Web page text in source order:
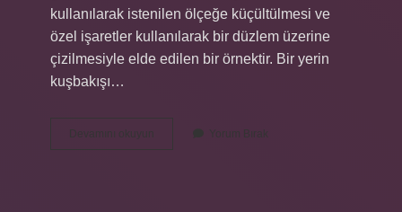
kullanılarak istenilen ölçeğe küçültülmesi ve
özel işaretler kullanılarak bir düzlem üzerine
çizilmesiyle elde edilen bir örnektir. Bir yerin
kuşbakışı…
Devamını okuyun
Bir
Yorum Bırak